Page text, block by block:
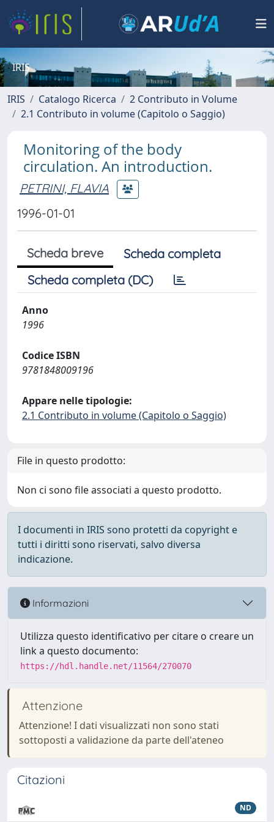
IRIS
IRIS Catalogo Ricerca
2 Contributo in Volume
2.1 Contributo in volume (Capitolo o Saggio)
Monitoring of the body
circulation. An introduction.
PETRINI, FLAVIA
1996-01-01
Scheda breve
Scheda completa
Scheda completa (DC)
Anno
1996
Codice ISBN
9781848009196
Appare nelle tipologie:
2.1 Contributo in volume (Capitolo o Saggio)
File in questo prodotto:
Non ci sono file associati a questo prodotto.
I documenti in IRIS sono protetti da copyright e
tutti i diritti sono riservati, salvo diversa
indicazione.
Informazioni
Utilizza questo identificativo per citare o creare un
link a questo documento:
https://hdl.handle.net/11564/270070
Attenzione
Attenzione! I dati visualizzati non sono stati
sottoposti a validazione da parte dell'ateneo
Citazioni
ND